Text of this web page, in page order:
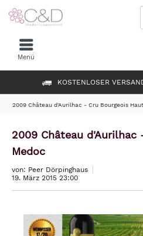
KOSTENLOSER
Menü
2009 Château d'Aurilhac - Cru Bourgeois
2009 Château d'Aurilhac
Medoc
von: Peer Dörpinghaus
19. März 2015 23:00